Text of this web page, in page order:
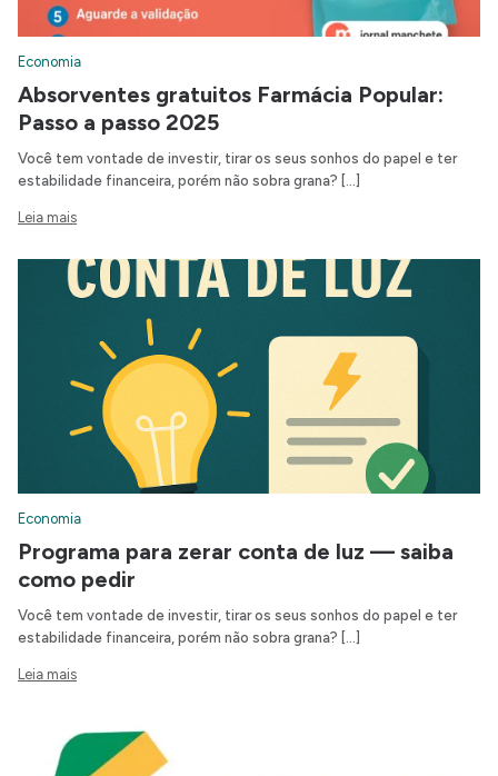
Economia
Absorventes gratuitos Farmácia Popular:
Passo a passo 2025
Você tem vontade de investir, tirar os seus sonhos do papel e ter
estabilidade financeira, porém não sobra grana? […]
Leia mais
Economia
Programa para zerar conta de luz — saiba
como pedir
Você tem vontade de investir, tirar os seus sonhos do papel e ter
estabilidade financeira, porém não sobra grana? […]
Leia mais